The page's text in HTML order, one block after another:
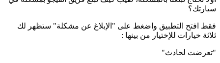
سيارتك؟
فقط افتح التطبيق واضغط على "الإبلاغ عن مشكلة" ستظهر لك
ثلاثة خيارات للإختيار من بينها :
"تعرضت لحادث"